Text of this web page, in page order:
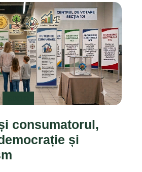
consumatorul,
și